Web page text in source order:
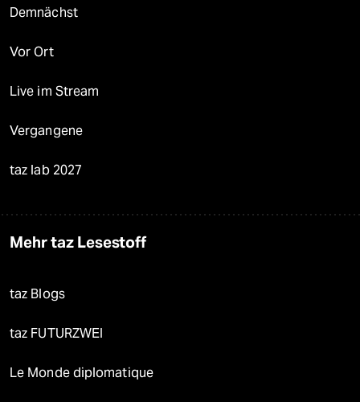
Demnächst
Vor Ort
Live im Stream
Vergangene
taz lab 2027
Mehr taz Lesestoff
taz Blogs
taz FUTURZWEI
Le Monde diplomatique